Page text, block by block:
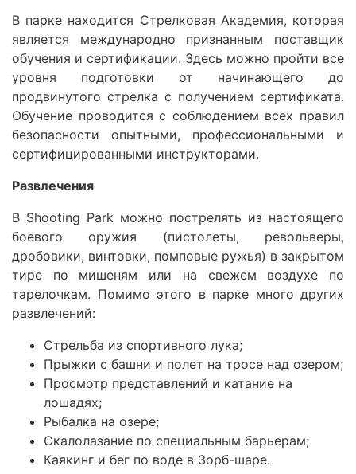
В парке находится Стрелковая Академия, которая
является международно признанным поставщик
обучения и сертификации. Здесь можно пройти все
уровня подготовки от начинающего до
продвинутого стрелка с получением сертификата.
Обучение проводится с соблюдением всех правил
безопасности опытными, профессиональными и
сертифицированными инструкторами.
Развлечения
В Shooting Park можно пострелять из настоящего
боевого оружия (пистолеты, револьверы,
дробовики, винтовки, помповые ружья) в закрытом
тире по мишеням или на свежем воздухе по
тарелочкам. Помимо этого в парке много других
развлечений:
Стрельба из спортивного лука;
Прыжки с башни и полет на тросе над озером;
Просмотр представлений и катание на
лошадях;
Рыбалка на озере;
Скалолазание по специальным барьерам;
Каякинг и бег по воде в Зорб-шаре.